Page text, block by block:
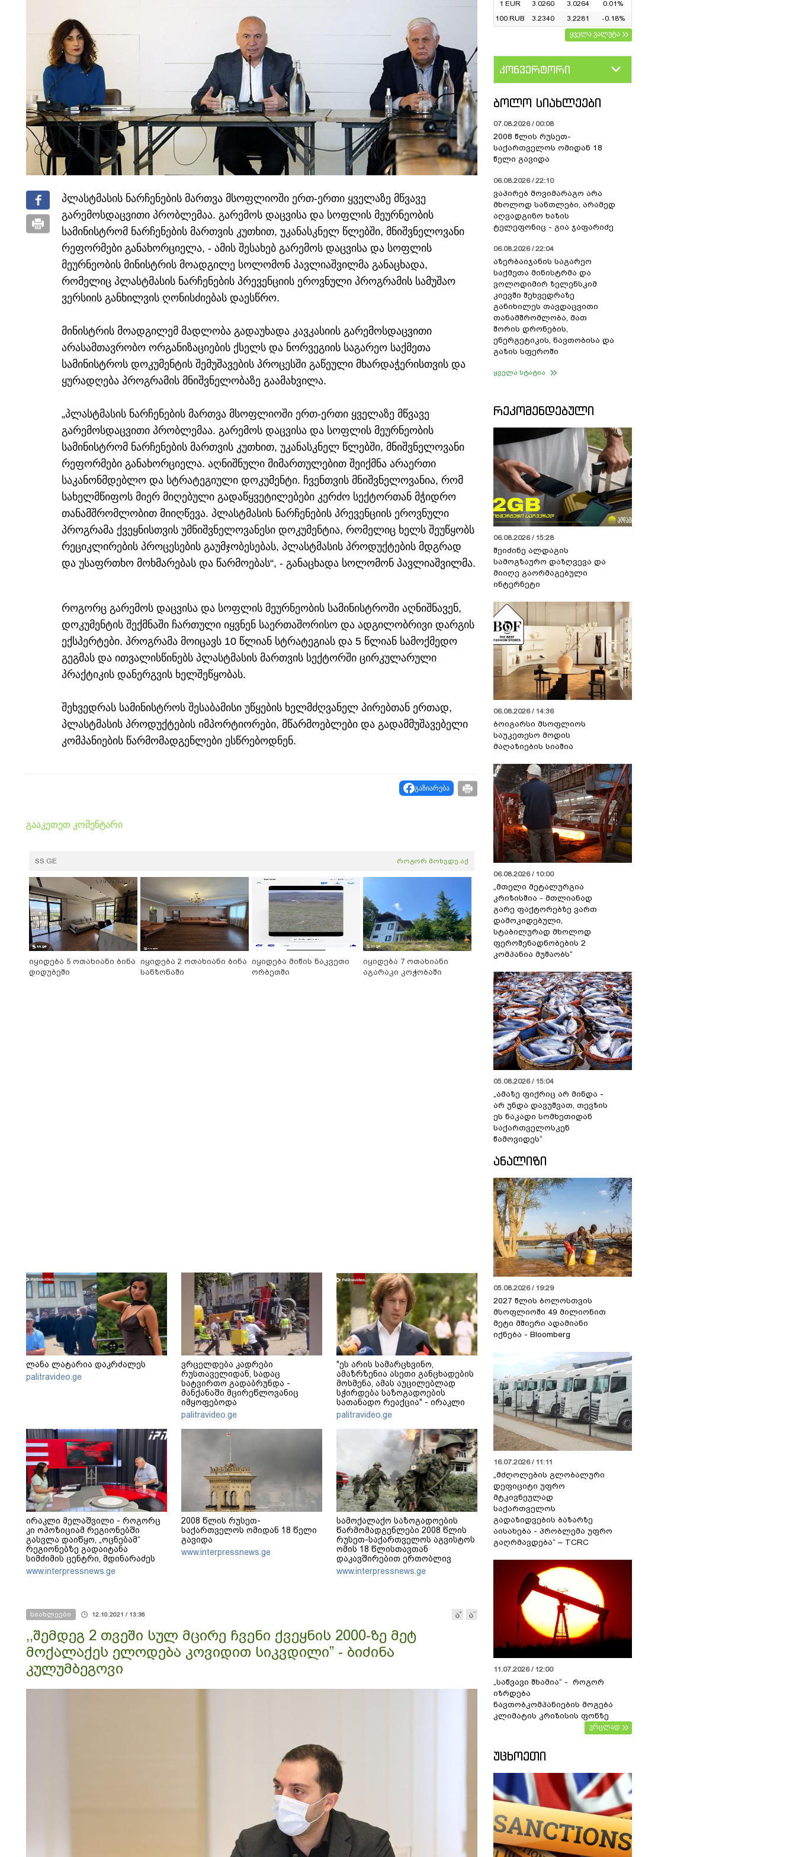
პლასტმასის ნარჩენების მართვა მსოფლიოში ერთ-ერთი ყველაზე მწვავე
გარემოსდაცვითი პრობლემაა. გარემოს დაცვისა და სოფლის მეურნეობის
სამინისტრომ ნარჩენების მართვის კუთხით, უკანასკნელ წლებში, მნიშვნელოვანი
რეფორმები განახორციელა, - ამის შესახებ გარემოს დაცვისა და სოფლის
მეურნეობის მინისტრის მოადგილე სოლომონ პავლიაშვილმა განაცხადა,
რომელიც პლასტმასის ნარჩენების პრევენციის ეროვნული პროგრამის სამუშაო
ვერსიის განხილვის ღონისძიებას დაესწრო.
მინისტრის მოადგილემ მადლობა გადაუხადა კავკასიის გარემოსდაცვითი
არასამთავრობო ორგანიზაციების ქსელს და ნორვეგიის საგარეო საქმეთა
სამინისტროს დოკუმენტის შემუშავების პროცესში გაწეული მხარდაჭერისთვის და
ყურადღება პროგრამის მნიშვნელობაზე გაამახვილა.
„პლასტმასის ნარჩენების მართვა მსოფლიოში ერთ-ერთი ყველაზე მწვავე
გარემოსდაცვითი პრობლემაა. გარემოს დაცვისა და სოფლის მეურნეობის
სამინისტრომ ნარჩენების მართვის კუთხით, უკანასკნელ წლებში, მნიშვნელოვანი
რეფორმები განახორციელა. აღნიშნული მიმართულებით შეიქმნა არაერთი
საკანონმდებლო და სტრატეგიული დოკუმენტი. ჩვენთვის მნიშვნელოვანია, რომ
სახელმწიფოს მიერ მიღებული გადაწყვეტილებები კერძო სექტორთან მჭიდრო
თანამშრომლობით მიიღწევა. პლასტმასის ნარჩენების პრევენციის ეროვნული
პროგრამა ქვეყნისთვის უმნიშვნელოვანესი დოკუმენტია, რომელიც ხელს შეუწყობს
რეციკლირების პროცესების გაუმჯობესებას, პლასტმასის პროდუქტების მდგრად
და უსაფრთხო მოხმარებას და წარმოებას“, - განაცხადა სოლომონ პავლიაშვილმა.
როგორც გარემოს დაცვისა და სოფლის მეურნეობის სამინისტროში აღნიშნავენ,
დოკუმენტის შექმნაში ჩართული იყვნენ საერთაშორისო და ადგილობრივი დარგის
ექსპერტები. პროგრამა მოიცავს 10 წლიან სტრატეგიას და 5 წლიან სამოქმედო
გეგმას და ითვალისწინებს პლასტმასის მართვის სექტორში ცირკულარული
პრაქტიკის დანერგვის ხელშეწყობას.
შეხვედრას სამინისტროს შესაბამისი უწყების ხელმძღვანელ პირებთან ერთად,
პლასტმასის პროდუქტების იმპორტიორები, მწარმოებლები და გადამმუშავებელი
კომპანიების წარმომადგენლები ესწრებოდნენ.
გაზიარება
გააკეთეთ კომენტარი
SS.GE როგორ მოხვდე აქ
იყიდება 5 ოთახიანი ბინა
დიდუბეში
იყიდება 2 ოთახიანი ბინა
სანზონაში
იყიდება მიწის ნაკვეთი
ორბეთში
იყიდება 7 ოთახიანი
აგარაკი კოჭობაში
ლანა ლატარია დაკრძალეს
palitravideo.ge
ვრცელდება კადრები
რუსთაველიდან, სადაც
სატვირთო გადაბრუნდა -
მანქანაში მცირეწლოვანიც
იმყოფებოდა
palitravideo.ge
"ეს არის სამარცხვინო,
ამაზრზენია ასეთი განცხადების
მოსმენა, ამას აუცილებლად
სჭირდება საზოგადოების
სათანადო რეაქცია" - ირაკლი
კობახიძე
palitravideo.ge
ირაკლი მელაშვილი - როგორც
კი ოპოზიციამ რეგიონებში
გასვლა დაიწყო, „ოცნებამ“
რეგიონებზე გადაიტანა
სიმძიმის ცენტრი, მდინარაძეს
პოლიტიკური ფუნქცია ექნება:
არჩევნებისთვის მოამზადოს
www.interpressnews.ge
2008 წლის რუსეთ-
საქართველოს ომიდან 18 წელი
გავიდა
www.interpressnews.ge
სამოქალაქო საზოგადოების
წარმომადგენლები 2008 წლის
რუსეთ-საქართველოს აგვისტოს
ომის 18 წლისთავთან
დაკავშირებით ერთობლივ
განცხადებას ავრცელებენ
www.interpressnews.ge
სიახლეები 12.10.2021 / 13:36
,,შემდეგ 2 თვეში სულ მცირე ჩვენი ქვეყნის 2000-ზე მეტ
მოქალაქეს ელოდება კოვიდით სიკვდილი” - ბიძინა
კულუმბეგოვი
1 EUR
3.0260 3.0264
0.01%
100 RUB
3.2340 3.2281
-0.18%
ყველა ვალუტა
კონვერტორი
ᲑᲝᲚᲝ ᲡᲘᲐᲮᲚᲔᲔᲑᲘ
07.08.2026 / 00:08
2008 წლის რუსეთ-
საქართველოს ომიდან 18
წელი გავიდა
06.08.2026 / 22:10
ვაპირებ მოვიმარაგო არა
მხოლოდ სანთლები, არამედ
აღვადგინო ხაზის
ტელეფონიც - გია ჯაფარიძე
06.08.2026 / 22:04
აზერბაიჯანის საგარეო
საქმეთა მინისტრმა და
ვოლოდიმირ ზელენსკიმ
კიევში შეხვედრაზე
განიხილეს თავდაცვითი
თანამშრომლობა, მათ
შორის დრონების,
ენერგეტიკის, ნავთობისა და
გაზის სფეროში
ყველა სტატია
ᲠᲔᲙᲝᲛᲔᲜᲓᲔᲑᲣᲚᲘ
06.08.2026 / 15:28
შეიძინე ალდაგის
სამოგზაურო დაზღვევა და
მიიღე გაორმაგებული
ინტერნეტი
06.08.2026 / 14:36
ბოიგარსი მსოფლიოს
საუკეთესო მოდის
მაღაზიების სიაშია
06.08.2026 / 10:00
„მთელი მეტალურგია
კრიზისშია - მთლიანად
გარე ფაქტორებზე ვართ
დამოკიდებული,
სტაბილურად მხოლოდ
ფეროშენადნობების 2
კომპანია მუშაობს“
05.08.2026 / 15:04
„ამაზე ფიქრიც არ მინდა -
არ უნდა დავუშვათ, თევზის
ეს ნაკადი სომხეთიდან
საქართველოსკენ
წამოვიდეს“
ᲐᲜᲐᲚᲘᲖᲘ
05.08.2026 / 19:29
2027 წლის ბოლოსთვის
მსოფლიოში 49 მილიონით
მეტი მშიერი ადამიანი
იქნება - Bloomberg
16.07.2026 / 11:11
„მძღოლების გლობალური
დეფიციტი უფრო
მტკივნეულად
საქართველოს
გადაზიდვების ბაზარზე
აისახება - პრობლემა უფრო
გაღრმავდება“ – TCRC
11.07.2026 / 12:00
„საწვავი შხამია“ - როგორ
იზრდება
ნავთობკომპანიების მოგება
კლიმატის კრიზისის ფონზე
ვრცლად
ᲣᲪᲮᲝᲔᲗᲘ